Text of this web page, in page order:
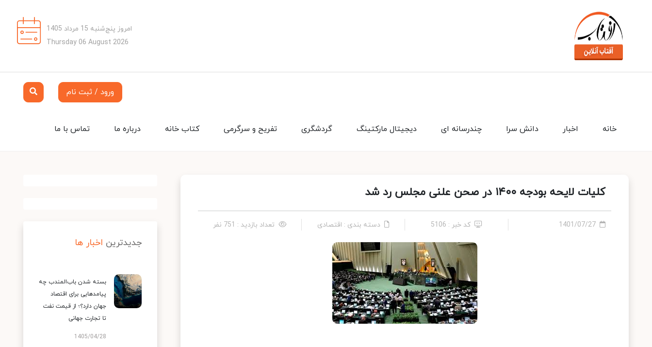
امروز پنج‌شنبه 15 مرداد 1405
Thursday 06 August 2026
ورود / ثبت نام
تماس با ما درباره ما کتاب خانه تفریح و سرگرمی گردشگری دیجیتال مارکتینگ چندرسانه ای دانش سرا اخبار خانه
کلیات لایحه بودجه ۱۴۰۰ در صحن علنی مجلس رد شد
1401/07/27 کد خبر : 5106 دسته بندی : اقتصادی تعداد بازدید : 751 نفر
جدیدترین اخبار ها
بسته شدن باب‌المندب چه
پیامدهایی برای اقتصاد
جهان دارد؟؛ از قیمت نفت
تا تجارت جهانی
1405/04/28